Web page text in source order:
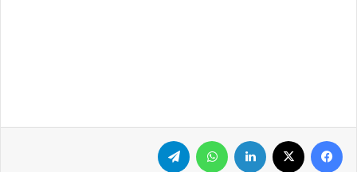
فيسبوك لينكدإن واتساب